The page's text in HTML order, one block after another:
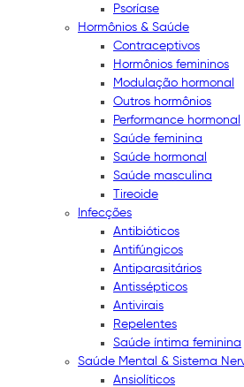
Psoríase
Hormônios & Saúde
Contraceptivos
Hormônios femininos
Modulação hormonal
Outros hormônios
Performance hormonal
Saúde feminina
Saúde hormonal
Saúde masculina
Tireoide
Infecções
Antibióticos
Antifúngicos
Antiparasitários
Antissépticos
Antivirais
Repelentes
Saúde íntima feminina
Saúde Mental & Sistema
Ansiolíticos